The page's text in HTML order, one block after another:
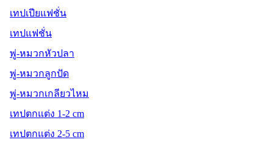
เทปเปียแฟชั่น
เทปแฟชั่น
พู่-หมวกหัวปลา
พู่-หมวกลูกปัด
พู่-หมวกเกลียวไหม
เทปตกแต่ง 1-2 cm
เทปตกแต่ง 2-5 cm